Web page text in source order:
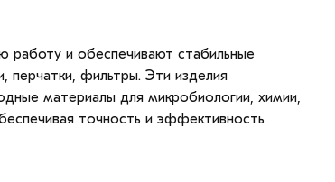
работу и обеспечивают стабильные
перчатки, фильтры. Эти изделия
материалы для микробиологии, химии,
точность и эффективность